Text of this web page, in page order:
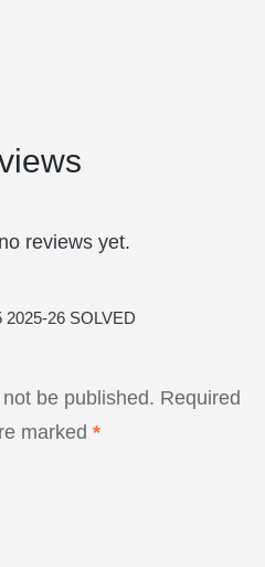
reviews yet.
2025-26 SOLVED
be published. Required
marked *